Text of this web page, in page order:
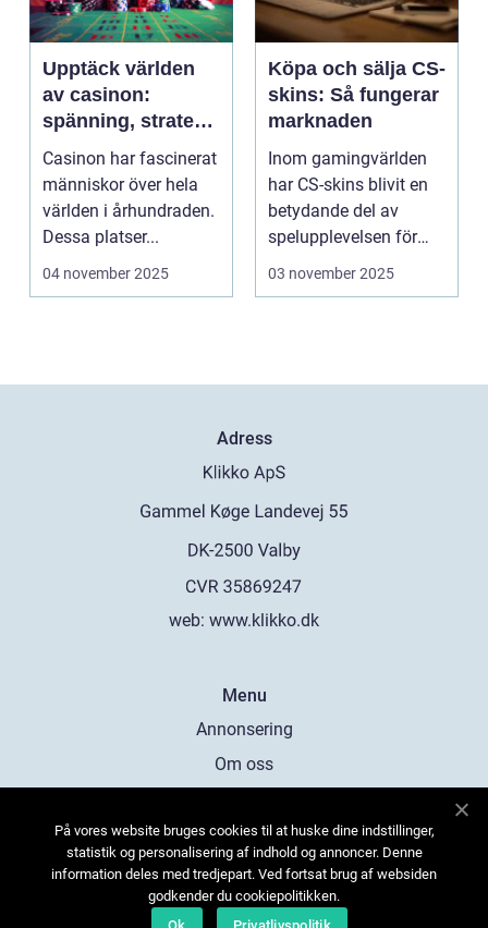
Upptäck världen
av casinon:
spänning, strategi
och tur
Casinon har fascinerat
människor över hela
världen i århundraden.
Dessa platser...
04 november 2025
Köpa och sälja CS-
skins: Så fungerar
marknaden
Inom gamingvärlden
har CS-skins blivit en
betydande del av
spelupplevelsen för
många...
03 november 2025
Adress
web: www.klikko.dk
Menu
Annonsering
Om oss
Kontakta oss
Sitemap
På vores website bruges cookies til at huske dine indstillinger,
statistik og personalisering af indhold og annoncer. Denne
information deles med tredjepart. Ved fortsat brug af websiden
godkender du cookiepolitikken.